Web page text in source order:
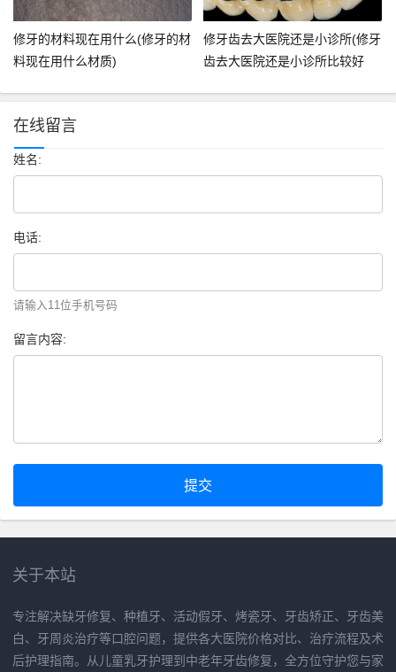
修牙的材料现在用什么(修牙的材
料现在用什么材质)
修牙齿去大医院还是小诊所(修牙
齿去大医院还是小诊所比较好
在线留言
姓名:
电话:
请输入11位手机号码
留言内容:
提交
关于本站
专注解决缺牙修复、种植牙、活动假牙、烤瓷牙、牙齿矫正、牙齿美
白、牙周炎治疗等口腔问题，提供各大医院价格对比、治疗流程及术
后护理指南。从儿童乳牙护理到中老年牙齿修复，全方位守护您与家